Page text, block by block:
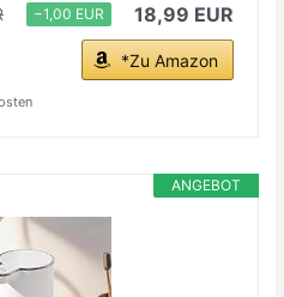
−1,00 EUR 18,99 EUR
*Zu Amazon
ANGEBOT